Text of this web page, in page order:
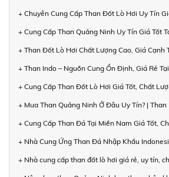
+ Chuyên Cung Cấp Than Đốt Lò Hơi Uy Tín
+ Cung Cấp Than Quảng Ninh Uy Tín Giá Tốt
+ Than Đốt Lò Hơi Chất Lượng Cao, Giá Cạnh
+ Than Indo – Nguồn Cung Ổn Định, Giá Rẻ
+ Cung Cấp Than Đốt Lò Hơi Giá Tốt, Chất
+ Mua Than Quảng Ninh Ở Đâu Uy Tín? | Than
+ Cung Cấp Than Đá Tại Miền Nam Giá Tốt,
+ Nhà Cung Ứng Than Đá Nhập Khẩu
+ Nhà cung cấp than đốt lò hơi giá rẻ, uy tín,